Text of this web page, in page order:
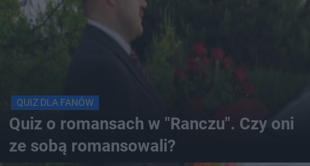
QUIZ DLA FANÓW
Quiz o romansach w "Ranczu". Czy oni
ze sobą romansowali?